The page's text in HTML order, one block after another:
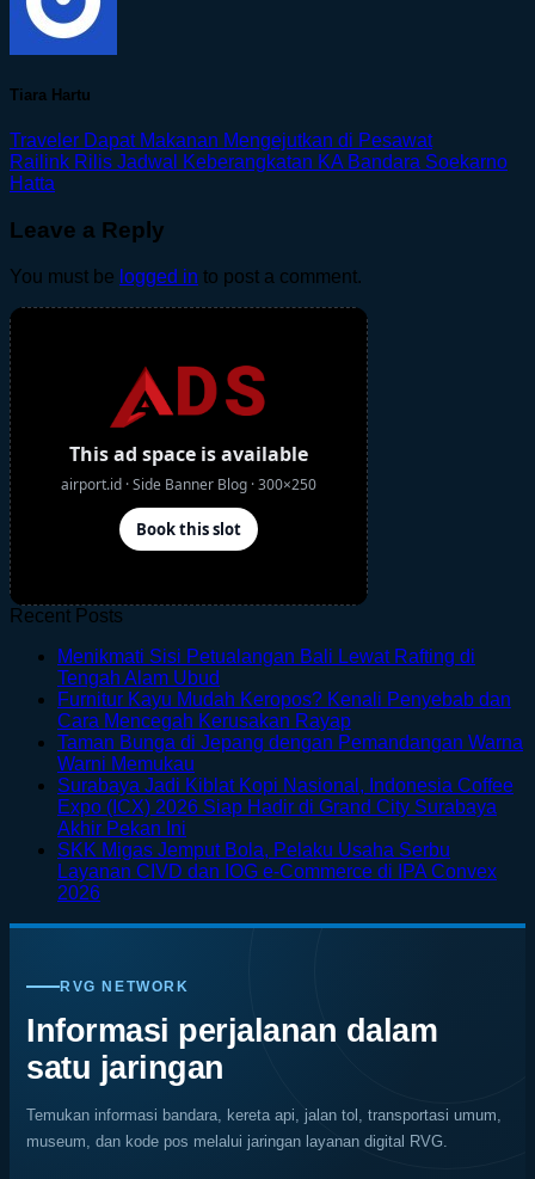
Tiara Hartu
Traveler Dapat Makanan Mengejutkan di Pesawat
Railink Rilis Jadwal Keberangkatan KA Bandara Soekarno
Hatta
Leave a Reply
You must be logged in to post a comment.
Recent Posts
Menikmati Sisi Petualangan Bali Lewat Rafting di
Tengah Alam Ubud
Comments
on
Menikmati
Petualangan
Bali
Rafting
di
Ubud
Furnitur Kayu Mudah Keropos? Kenali Penyebab dan
Cara Mencegah Kerusakan RayapNo
Comments
Furnitur
Kayu
Keropos?
Kenali
Cara
Taman Bunga di Jepang dengan Pemandangan Warna
Warni Memukau
Comments
on
Bunga
di
Pemandangan
Surabaya Jadi Kiblat Kopi Nasional, Indonesia Coffee
Expo (ICX) 2026 Siap Hadir di Grand City Surabaya
Akhir Pekan Ini
Comments
on
Kiblat
Nasional,
Indonesia
Coffee
Expo
(ICX)
2026
Siap
Hadir
di
SKK Migas Jemput Bola, Pelaku Usaha Serbu
Layanan CIVD dan IOG e-Commerce di IPA Convex
2026No
on
Migas
Jemput
Bola,
Pelaku
Usaha
Serbu
Layanan
CIVD
dan
RVG NETWORK
Informasi perjalanan dalam
satu jaringan
Temukan informasi bandara, kereta api, jalan tol, transportasi umum,
museum, dan kode pos melalui jaringan layanan digital RVG.